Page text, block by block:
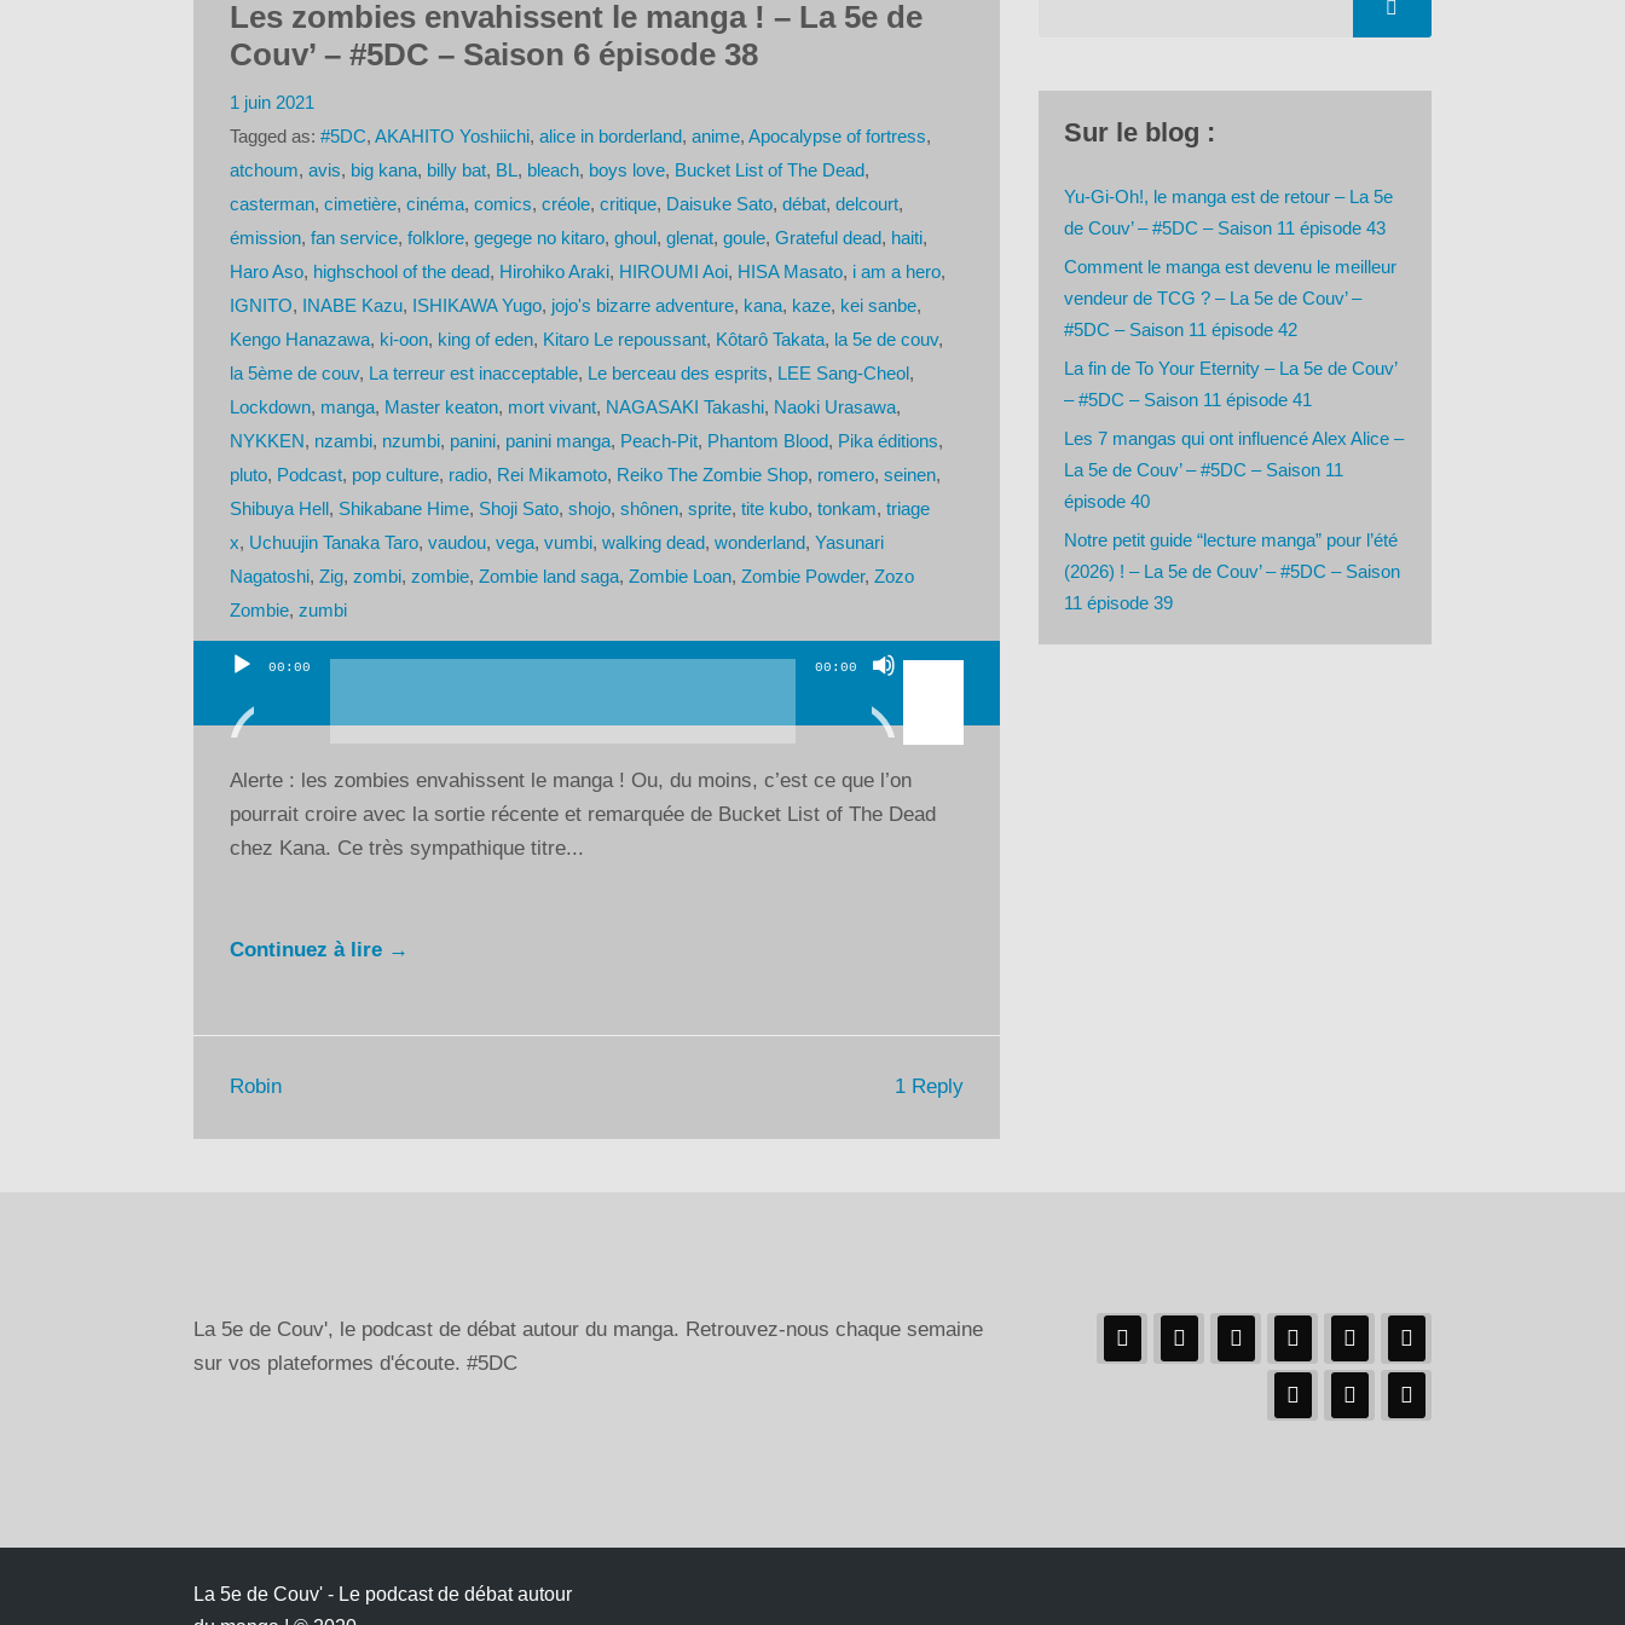
Les zombies envahissent le manga ! – La 5e de
Couv’ – #5DC – Saison 6 épisode 38
1 juin 2021
Tagged as: #5DC, AKAHITO Yoshiichi, alice in borderland, anime, Apocalypse of fortress,
atchoum, avis, big kana, billy bat, BL, bleach, boys love, Bucket List of The Dead,
casterman, cimetière, cinéma, comics, créole, critique, Daisuke Sato, débat, delcourt,
émission, fan service, folklore, gegege no kitaro, ghoul, glenat, goule, Grateful dead, haiti,
Haro Aso, highschool of the dead, Hirohiko Araki, HIROUMI Aoi, HISA Masato, i am a hero,
IGNITO, INABE Kazu, ISHIKAWA Yugo, jojo's bizarre adventure, kana, kaze, kei sanbe,
Kengo Hanazawa, ki-oon, king of eden, Kitaro Le repoussant, Kôtarô Takata, la 5e de couv,
la 5ème de couv, La terreur est inacceptable, Le berceau des esprits, LEE Sang-Cheol,
Lockdown, manga, Master keaton, mort vivant, NAGASAKI Takashi, Naoki Urasawa,
NYKKEN, nzambi, nzumbi, panini, panini manga, Peach-Pit, Phantom Blood, Pika éditions,
pluto, Podcast, pop culture, radio, Rei Mikamoto, Reiko The Zombie Shop, romero, seinen,
Shibuya Hell, Shikabane Hime, Shoji Sato, shojo, shônen, sprite, tite kubo, tonkam, triage
x, Uchuujin Tanaka Taro, vaudou, vega, vumbi, walking dead, wonderland, Yasunari
Nagatoshi, Zig, zombi, zombie, Zombie land saga, Zombie Loan, Zombie Powder, Zozo
Zombie, zumbi
Lecteur
audio
00:00 00:00
Utilisez
flèches
pour
augmenter
Alerte : les zombies envahissent le manga ! Ou, du moins, c’est ce que l’on
pourrait croire avec la sortie récente et remarquée de Bucket List of The Dead
chez Kana. Ce très sympathique titre...
Continuez à lire →
1 Reply
Robin
Sur le blog :
Yu-Gi-Oh!, le manga est de retour – La 5e
de Couv’ – #5DC – Saison 11 épisode 43
Comment le manga est devenu le meilleur
vendeur de TCG ? – La 5e de Couv’ –
#5DC – Saison 11 épisode 42
La fin de To Your Eternity – La 5e de Couv’
– #5DC – Saison 11 épisode 41
Les 7 mangas qui ont influencé Alex Alice –
La 5e de Couv’ – #5DC – Saison 11
épisode 40
Notre petit guide “lecture manga” pour l’été
(2026) ! – La 5e de Couv’ – #5DC – Saison
11 épisode 39
La 5e de Couv', le podcast de débat autour du manga. Retrouvez-nous chaque semaine
sur vos plateformes d'écoute. #5DC
La 5e de Couv' - Le podcast de débat autour